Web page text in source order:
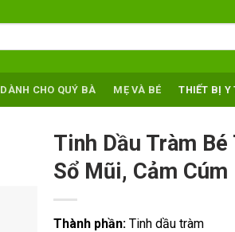
DÀNH CHO QUÝ BÀ MẸ VÀ BÉ THIẾT BỊ Y
Tinh Dầu Tràm
Sổ Mũi, Cảm Cúm
Thành phần:Tinh dầu tràm